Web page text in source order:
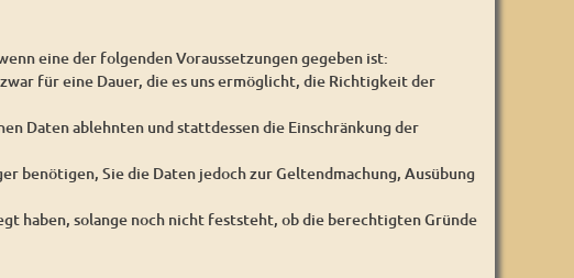
eine der folgenden Voraussetzungen gegeben ist:
für eine Dauer, die es uns ermöglicht, die Richtigkeit der
Daten ablehnten und stattdessen die Einschränkung der
benötigen, Sie die Daten jedoch zur Geltendmachung, Ausübung
haben, solange noch nicht feststeht, ob die berechtigten Gründe